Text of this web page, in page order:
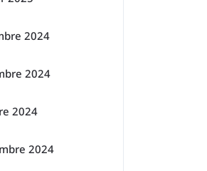
2024
2024
2024
2024